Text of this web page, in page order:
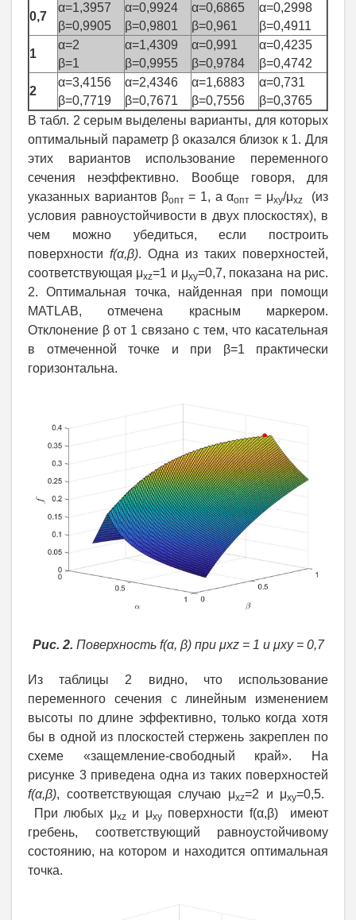
0,7
α=1,3957
β=0,9905
α=0,9924
β=0,9801
α=0,6865
β=0,961
α=0,2998
β=0,4911
1
α=2
β=1
α=1,4309
β=0,9955
α=0,991
β=0,9784
α=0,4235
β=0,4742
2
α=3,4156
β=0,7719
α=2,4346
β=0,7671
α=1,6883
β=0,7556
α=0,731
β=0,3765
В табл. 2 серым выделены варианты, для которых
оптимальный параметр β оказался близок к 1. Для
этих вариантов использование переменного
сечения неэффективно. Вообще говоря, для
указанных вариантов βопт= 1, а αопт = μxy/μxz(из
условия равноустойчивости в двух плоскостях), в
чем можно убедиться, если построить
поверхности f(α,β). Одна из таких поверхностей,
соответствующая μxz=1 и μxy=0,7, показана на рис.
2. Оптимальная точка, найденная при помощи
MATLAB, отмечена красным маркером.
Отклонение β от 1 связано с тем, что касательная
в отмеченной точке и при β=1 практически
горизонтальна.
Рис. 2. Поверхность f(α, β) при μxz = 1 и μxy = 0,7
Из таблицы 2 видно, что использование
переменного сечения с линейным изменением
высоты по длине эффективно, только когда хотя
бы в одной из плоскостей стержень закреплен по
схеме «защемление-свободный край». На
рисунке 3 приведена одна из таких поверхностей
f(α,β), соответствующая случаю μxz=2 и μxy=0,5.
При любых μxzи μxyповерхности f(α,β) имеют
гребень, соответствующий равноустойчивому
состоянию, на котором и находится оптимальная
точка.